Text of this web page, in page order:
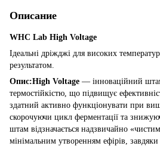
Описание
WHC Lab High Voltage
Ідеальні дріжджі для високих
результатом.
Опис:High Voltage — інноваційний
термостійкістю, що підвищує
здатний активно функціонувати при
скорочуючи цикл ферментації та
штам відзначається надзвичайно
мінімальним утворенням ефірів,